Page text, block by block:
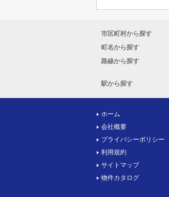
市区町村から探す
町名から探す
路線から探す
駅から探す
ホーム
会社概要
プライバシーポリシー
利用規約
サイトマップ
物件カタログ